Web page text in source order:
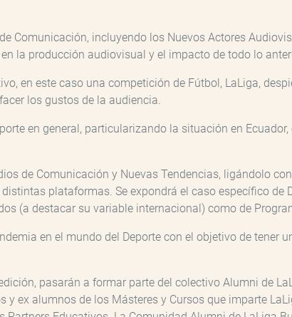
Comunicación, incluyendo los Nuevos Actores
la producción audiovisual y el impacto de todo lo
en este caso una competición de Fútbol, LaLiga,
los gustos de la audiencia.
en general, particularizando la situación en
de Comunicación y Nuevas Tendencias, ligándolo
plataformas. Se expondrá el caso específico de
(a destacar su variable internacional) como de
en el mundo del Deporte con el objetivo de tener
pasarán a formar parte del colectivo Alumni de
ex alumnos de los Másteres y Cursos que imparte